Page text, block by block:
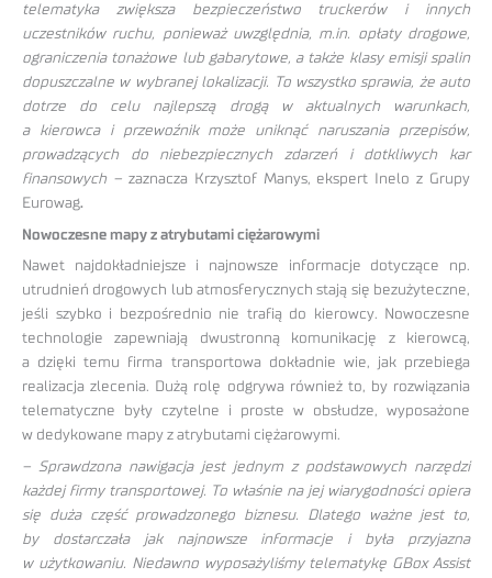
telematyka zwiększa bezpieczeństwo truckerów i innych
uczestników ruchu, ponieważ uwzględnia, m.in. opłaty drogowe,
ograniczenia tonażowe lub gabarytowe, a także klasy emisji spalin
dopuszczalne w wybranej lokalizacji. To wszystko sprawia, że auto
dotrze do celu najlepszą drogą w aktualnych warunkach,
a kierowca i przewoźnik może uniknąć naruszania przepisów,
prowadzących do niebezpiecznych zdarzeń i dotkliwych kar
finansowych – zaznacza Krzysztof Manys, ekspert Inelo z Grupy
Eurowag.
Nowoczesne mapy z atrybutami ciężarowymi
Nawet najdokładniejsze i najnowsze informacje dotyczące np.
utrudnień drogowych lub atmosferycznych stają się bezużyteczne,
jeśli szybko i bezpośrednio nie trafią do kierowcy. Nowoczesne
technologie zapewniają dwustronną komunikację z kierowcą,
a dzięki temu firma transportowa dokładnie wie, jak przebiega
realizacja zlecenia. Dużą rolę odgrywa również to, by rozwiązania
telematyczne były czytelne i proste w obsłudze, wyposażone
w dedykowane mapy z atrybutami ciężarowymi.
– Sprawdzona nawigacja jest jednym z podstawowych narzędzi
każdej firmy transportowej. To właśnie na jej wiarygodności opiera
się duża część prowadzonego biznesu. Dlatego ważne jest to,
by dostarczała jak najnowsze informacje i była przyjazna
w użytkowaniu. Niedawno wyposażyliśmy telematykę GBox Assist